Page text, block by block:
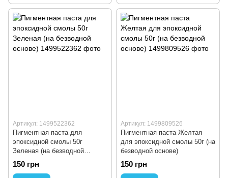
Артикул: 1499522362
Пигментная паста для
эпоксидной смолы 50г
Зеленая (на безводной
основе)
150 грн
Артикул: 1499809526
Пигментная паста Желтая
для эпоксидной смолы 50г (на
безводной основе)
150 грн